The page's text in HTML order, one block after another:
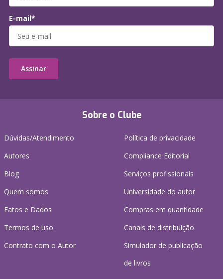
Sobre o Clube
Dúvidas/Atendimento
Autores
Blog
Quem somos
Fatos e Dados
Termos de uso
Contrato com o Autor
Política de privacidade
Compliance Editorial
Serviços profissionais
Universidade do autor
Compras em quantidade
Canais de distribuição
Simulador de publicação
de livros
E-mail*
Assinar